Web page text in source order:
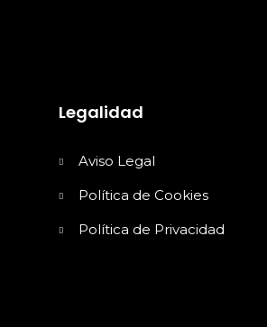
Legalidad
Aviso Legal
Política de Cookies
Política de Privacidad